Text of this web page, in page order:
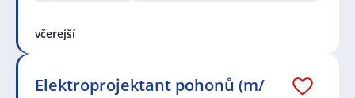
včerejší
Elektroprojektant pohonů (m/